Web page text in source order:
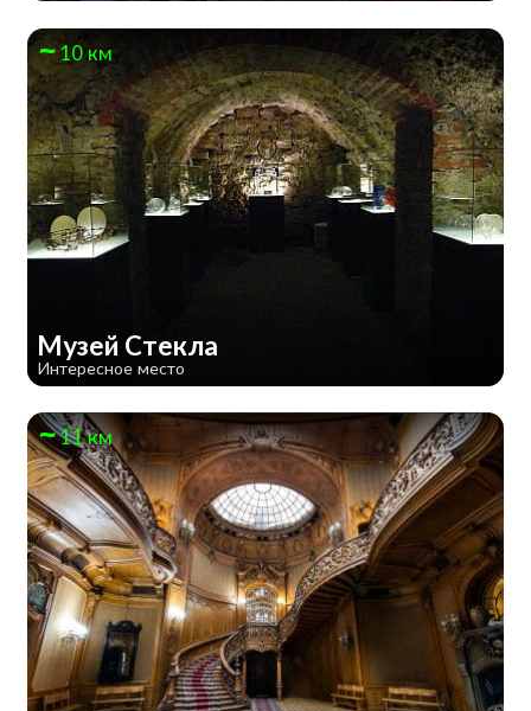
10 км
Музей Стекла
Интересное место
11 км